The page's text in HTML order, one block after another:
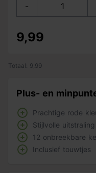
-
9,99
Totaal: 9,99
Plus- en
Prachtige rode
Stijlvolle uitstraling
12 onbreekbare
Inclusief touwtjes